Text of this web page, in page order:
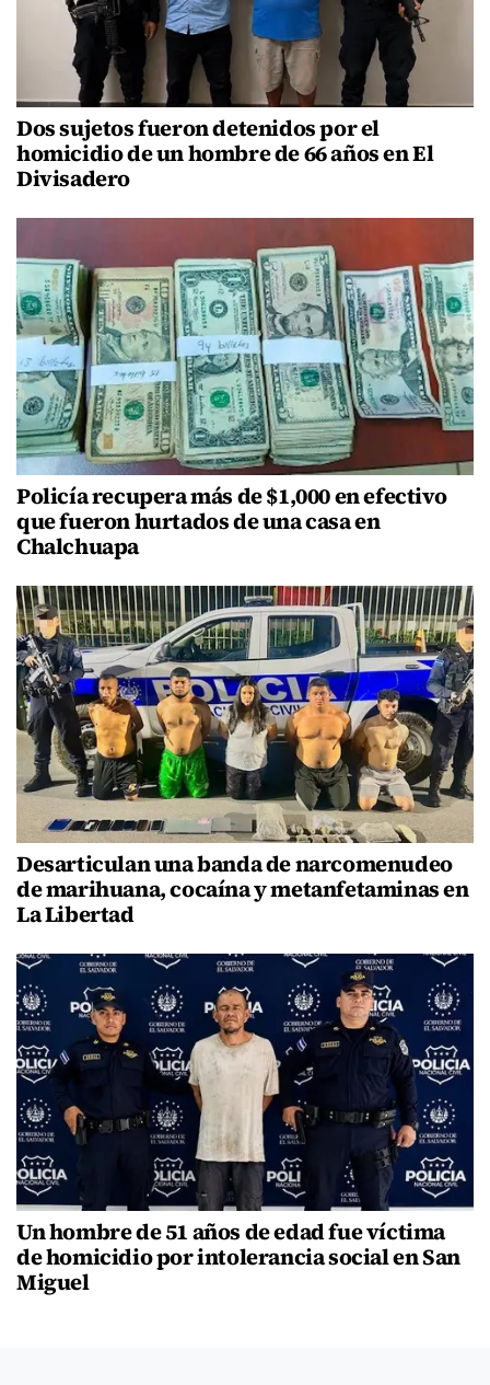
Dos sujetos fueron detenidos por el
homicidio de un hombre de 66 años en El
Divisadero
Policía recupera más de $1,000 en efectivo
que fueron hurtados de una casa en
Chalchuapa
Desarticulan una banda de narcomenudeo
de marihuana, cocaína y metanfetaminas en
La Libertad
Un hombre de 51 años de edad fue víctima
de homicidio por intolerancia social en San
Miguel